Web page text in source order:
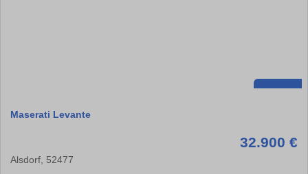
Maserati Levante
32.900 €
Alsdorf, 52477